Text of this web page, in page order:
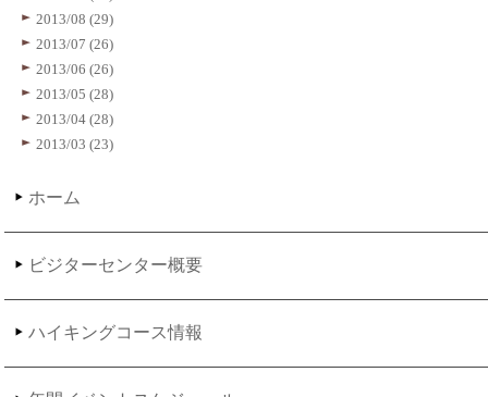
2013/08 (29)
2013/07 (26)
2013/06 (26)
2013/05 (28)
2013/04 (28)
2013/03 (23)
ホーム
ビジターセンター概要
ハイキングコース情報